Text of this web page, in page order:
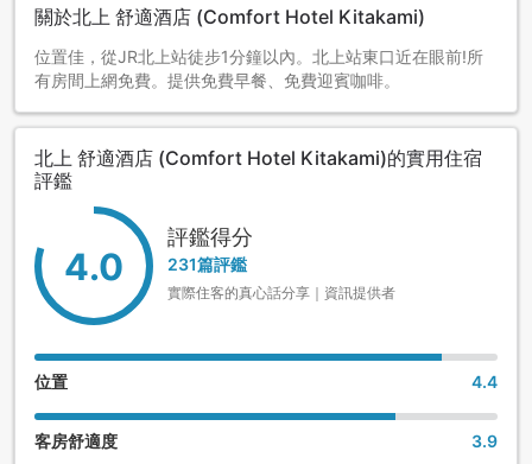
關於北上 舒適酒店 (Comfort Hotel Kitakami)
位置佳，從JR北上站徒步1分鐘以內。北上站東口近在眼前!所
有房間上網免費。提供免費早餐、免費迎賓咖啡。
北上 舒適酒店 (Comfort Hotel Kitakami)的實用住宿
評鑑
4.0
評鑑得分
231篇評鑑
實際住客的真心話分享｜資訊提供者
位置 4.4
客房舒適度 3.9